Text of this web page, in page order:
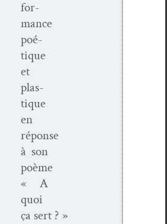
for­
mance
poé­
tique
et
plas­
tique
en
réponse
à son
poème
« A
quoi
ça sert ? »